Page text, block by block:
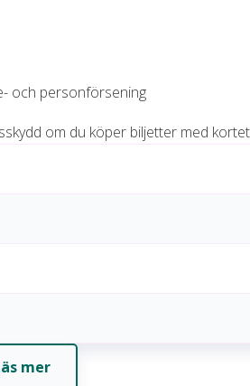
och personförsening
om du köper biljetter med
mer